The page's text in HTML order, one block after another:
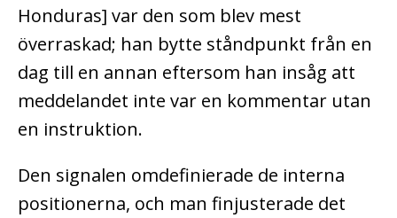
Honduras] var den som blev mest
överraskad; han bytte ståndpunkt från en
dag till en annan eftersom han insåg att
meddelandet inte var en kommentar utan
en instruktion.
Den signalen omdefinierade de interna
positionerna, och man finjusterade det